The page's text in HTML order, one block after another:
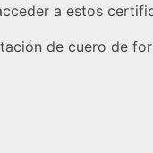
a estos
de cuero de